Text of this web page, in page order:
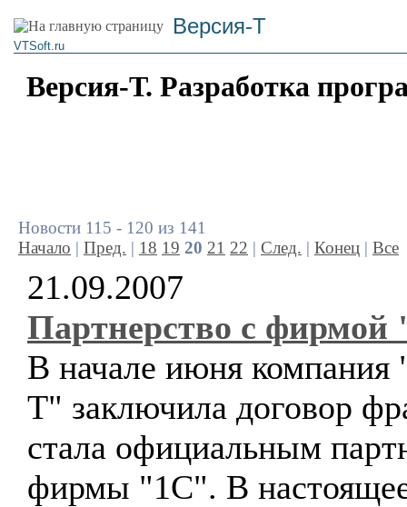
Версия-Т
VTSoft.ru
Версия-Т. Разработка
Новости 115 - 120 из 141
Начало | Пред. | 18 19 20 21 22 | След. | Конец | Все
21.09.2007
Партнерство с
В начале июня компания
Т" заключила договор
стала официальным
фирмы "1С". В